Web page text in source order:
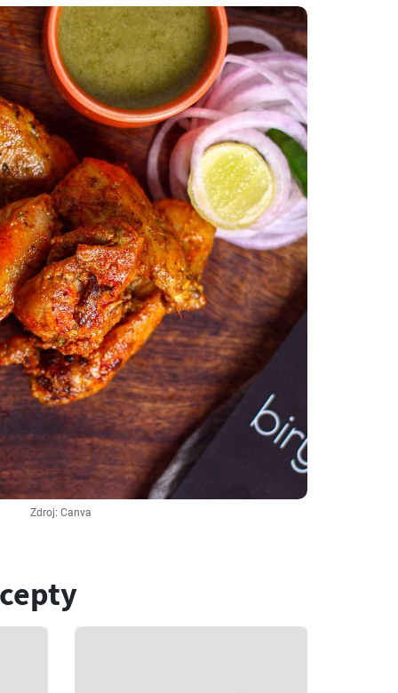
Zdroj: Canva